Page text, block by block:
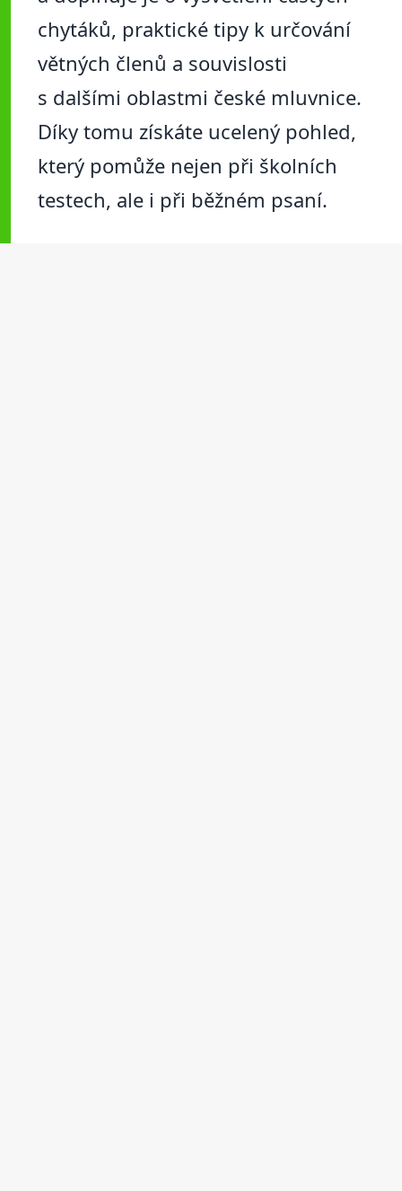
chytáků, praktické tipy k určování
větných členů a souvislosti
s dalšími oblastmi české mluvnice.
Díky tomu získáte ucelený pohled,
který pomůže nejen při školních
testech, ale i při běžném psaní.